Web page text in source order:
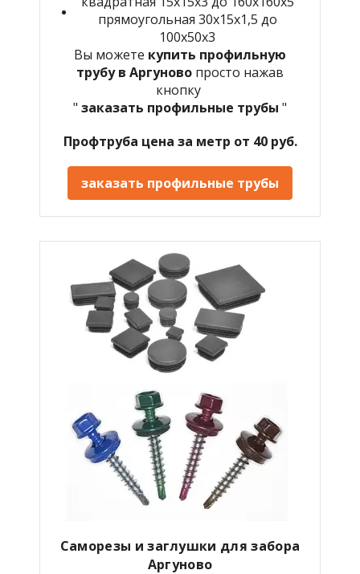
прямоугольная 30х15х1,5 до
100х50х3
Вы можете купить профильную
трубу в Аргуново просто нажав
кнопку
" заказать профильные трубы "
Профтруба цена за метр от 40 руб.
заказать профильные трубы
Саморезы и заглушки для забора
Аргуново